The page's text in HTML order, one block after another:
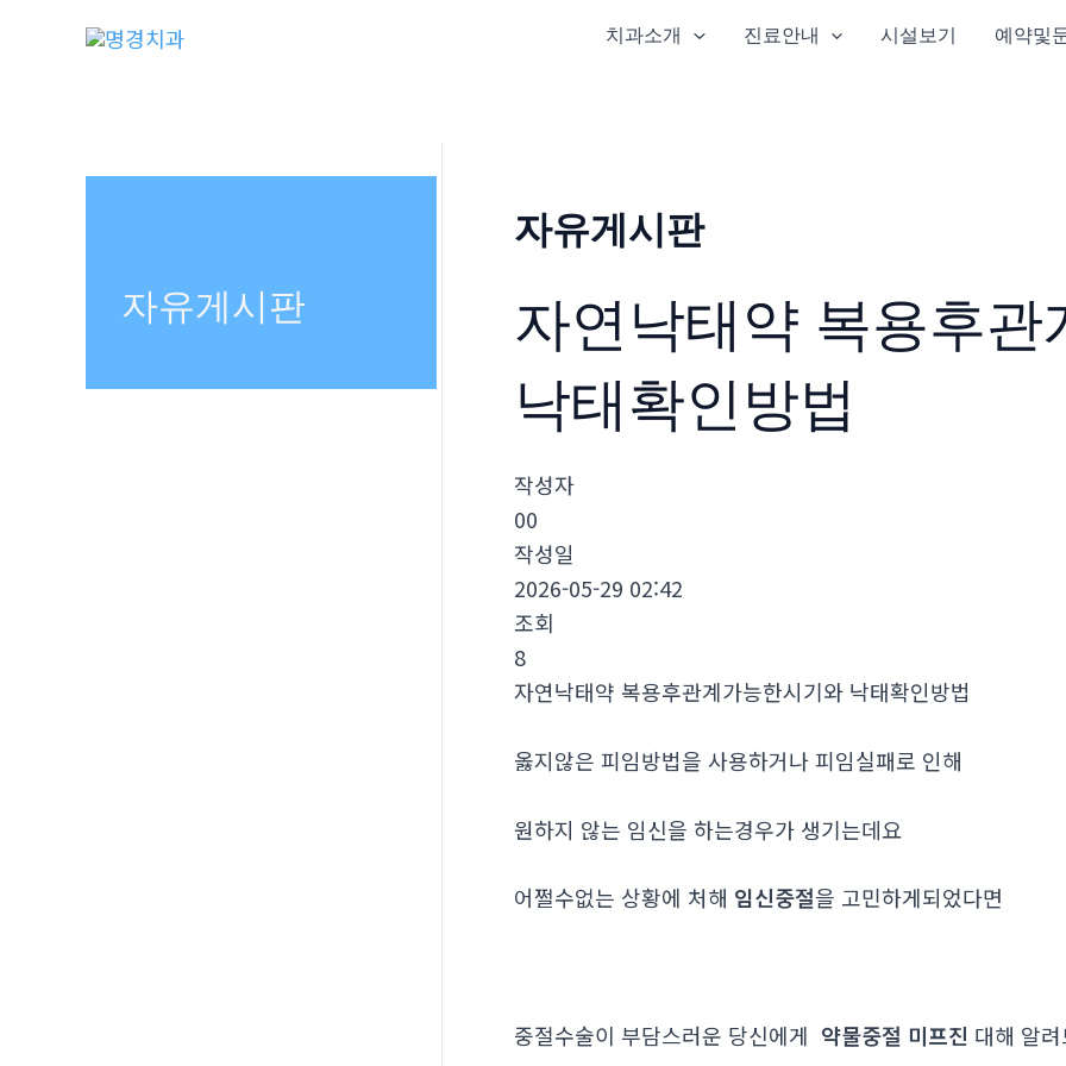
치과소개 진료안내 시설보기 예약및
자유게시판
자유게시판
자연낙태약 복용후관
낙태확인방법
작성자
00
작성일
2026-05-29 02:42
조회
8
자연낙태약 복용후관계가능한시기와 낙태확인방법
옳지않은 피임방법을 사용하거나 피임실패로 인해
원하지 않는 임신을 하는경우가 생기는데요
어쩔수없는 상황에 처해 임신중절을 고민하게되었다면
중절수술이 부담스러운 당신에게 약물중절 미프진 대해 알